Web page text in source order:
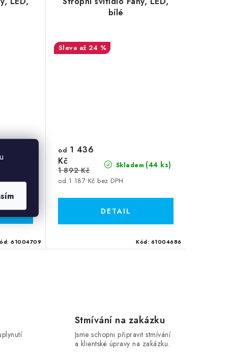
61004709
bílé
až 24 %
Skladem (44 ks)
od 1 187 Kč bez DPH
od 1 436
Kč
1 892 Kč
Kód: 61004686
Stmívání na zakázku
Jsme schopni připravit stmívání
a klientské úpravy na zakázku.